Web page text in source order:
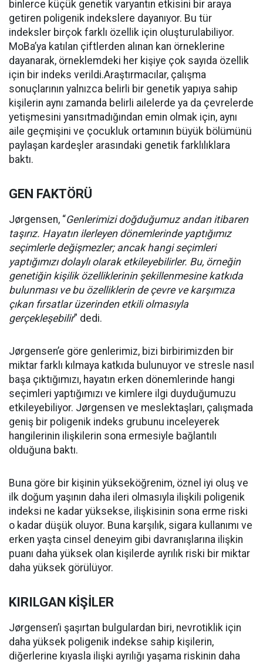
binlerce küçük genetik varyantın etkisini bir araya
getiren poligenik indekslere dayanıyor. Bu tür
indeksler birçok farklı özellik için oluşturulabiliyor.
MoBa’ya katılan çiftlerden alınan kan örneklerine
dayanarak, örneklemdeki her kişiye çok sayıda özellik
için bir indeks verildi.Araştırmacılar, çalışma
sonuçlarının yalnızca belirli bir genetik yapıya sahip
kişilerin aynı zamanda belirli ailelerde ya da çevrelerde
yetişmesini yansıtmadığından emin olmak için, aynı
aile geçmişini ve çocukluk ortamının büyük bölümünü
paylaşan kardeşler arasındaki genetik farklılıklara
baktı.
GEN FAKTÖRÜ
Jørgensen, “Genlerimizi doğduğumuz andan itibaren
taşırız. Hayatın ilerleyen dönemlerinde yaptığımız
seçimlerle değişmezler; ancak hangi seçimleri
yaptığımızı dolaylı olarak etkileyebilirler. Bu, örneğin
genetiğin kişilik özelliklerinin şekillenmesine katkıda
bulunması ve bu özelliklerin de çevre ve karşımıza
çıkan fırsatlar üzerinden etkili olmasıyla
gerçekleşebilir” dedi.
Jørgensen’e göre genlerimiz, bizi birbirimizden bir
miktar farklı kılmaya katkıda bulunuyor ve stresle nasıl
başa çıktığımızı, hayatın erken dönemlerinde hangi
seçimleri yaptığımızı ve kimlere ilgi duyduğumuzu
etkileyebiliyor. Jørgensen ve meslektaşları, çalışmada
geniş bir poligenik indeks grubunu inceleyerek
hangilerinin ilişkilerin sona ermesiyle bağlantılı
olduğuna baktı.
Buna göre bir kişinin yükseköğrenim, öznel iyi oluş ve
ilk doğum yaşının daha ileri olmasıyla ilişkili poligenik
indeksi ne kadar yüksekse, ilişkisinin sona erme riski
o kadar düşük oluyor. Buna karşılık, sigara kullanımı ve
erken yaşta cinsel deneyim gibi davranışlarına ilişkin
puanı daha yüksek olan kişilerde ayrılık riski bir miktar
daha yüksek görülüyor.
KIRILGAN KİŞİLER
Jørgensen’i şaşırtan bulgulardan biri, nevrotiklik için
daha yüksek poligenik indekse sahip kişilerin,
diğerlerine kıyasla ilişki ayrılığı yaşama riskinin daha